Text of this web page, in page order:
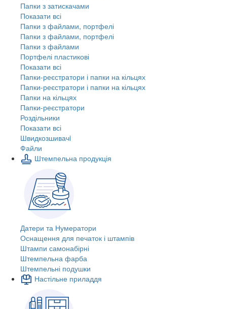
Папки з затискачами
Показати всі
Папки з файлами, портфелі
Папки з файлами, портфелі
Папки з файлами
Портфелі пластикові
Показати всі
Папки-реєстратори і папки на кільцях
Папки-реєстратори і папки на кільцях
Папки на кільцях
Папки-реєстратори
Роздільники
Показати всі
Швидкозшивачi
Файли
Штемпельна продукція
Датери та Нумератори
Оснащення для печаток і штампів
Штампи самонабірні
Штемпельна фарба
Штемпельні подушки
Настільне приладдя